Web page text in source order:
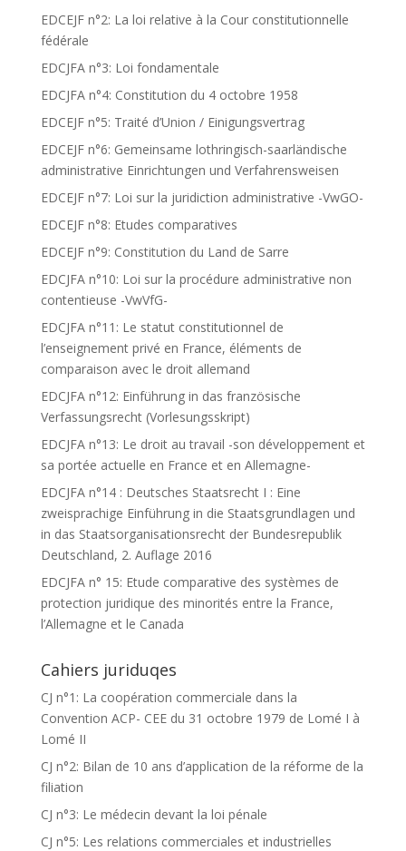
EDCEJF n°2: La loi relative à la Cour constitutionnelle
fédérale
EDCJFA n°3: Loi fondamentale
EDCJFA n°4: Constitution du 4 octobre 1958
EDCEJF n°5: Traité d’Union / Einigungsvertrag
EDCEJF n°6: Gemeinsame lothringisch-saarländische
administrative Einrichtungen und Verfahrensweisen
EDCEJF n°7: Loi sur la juridiction administrative -VwGO-
EDCEJF n°8: Etudes comparatives
EDCEJF n°9: Constitution du Land de Sarre
EDCJFA n°10: Loi sur la procédure administrative non
contentieuse -VwVfG-
EDCJFA n°11: Le statut constitutionnel de
l’enseignement privé en France, éléments de
comparaison avec le droit allemand
EDCJFA n°12: Einführung in das französische
Verfassungsrecht (Vorlesungsskript)
EDCJFA n°13: Le droit au travail -son développement et
sa portée actuelle en France et en Allemagne-
EDCJFA n°14 : Deutsches Staatsrecht I : Eine
zweisprachige Einführung in die Staatsgrundlagen und
in das Staatsorganisationsrecht der Bundesrepublik
Deutschland, 2. Auflage 2016
EDCJFA n° 15: Etude comparative des systèmes de
protection juridique des minorités entre la France,
l’Allemagne et le Canada
Cahiers juriduqes
CJ n°1: La coopération commerciale dans la
Convention ACP- CEE du 31 octobre 1979 de Lomé I à
Lomé II
CJ n°2: Bilan de 10 ans d’application de la réforme de la
filiation
CJ n°3: Le médecin devant la loi pénale
CJ n°5: Les relations commerciales et industrielles